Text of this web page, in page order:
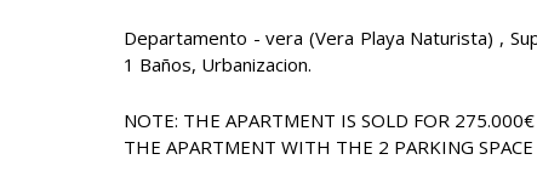
Departamento - vera (Vera Playa Naturista) ,
1 Baños, Urbanizacion.
NOTE: THE APARTMENT IS SOLD FOR
THE APARTMENT WITH THE 2 PARKING